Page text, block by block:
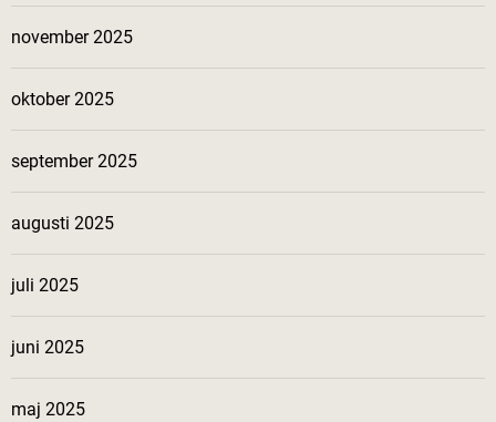
november 2025
oktober 2025
september 2025
augusti 2025
juli 2025
juni 2025
maj 2025